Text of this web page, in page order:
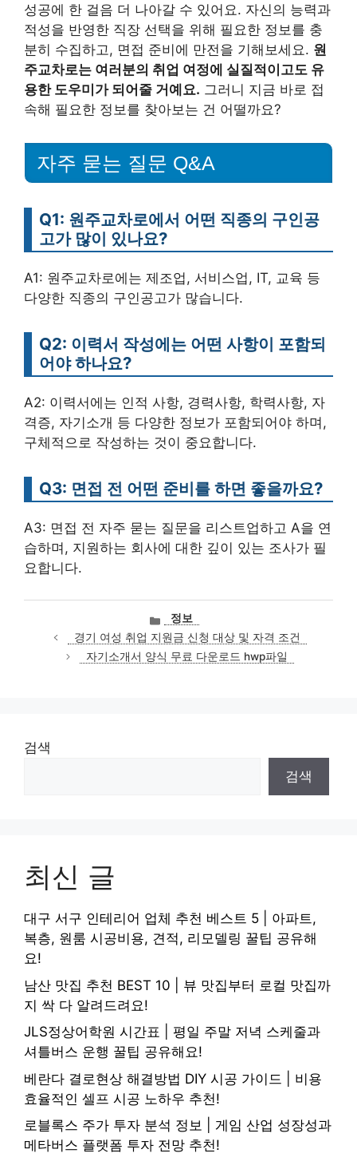
성공에 한 걸음 더 나아갈 수 있어요. 자신의 능력과
적성을 반영한 직장 선택을 위해 필요한 정보를 충
분히 수집하고, 면접 준비에 만전을 기해보세요. 원
주교차로는 여러분의 취업 여정에 실질적이고도 유
용한 도우미가 되어줄 거예요. 그러니 지금 바로 접
속해 필요한 정보를 찾아보는 건 어떨까요?
자주 묻는 질문 Q&A
Q1: 원주교차로에서 어떤 직종의 구인공
고가 많이 있나요?
A1: 원주교차로에는 제조업, 서비스업, IT, 교육 등
다양한 직종의 구인공고가 많습니다.
Q2: 이력서 작성에는 어떤 사항이 포함되
어야 하나요?
A2: 이력서에는 인적 사항, 경력사항, 학력사항, 자
격증, 자기소개 등 다양한 정보가 포함되어야 하며,
구체적으로 작성하는 것이 중요합니다.
Q3: 면접 전 어떤 준비를 하면 좋을까요?
A3: 면접 전 자주 묻는 질문을 리스트업하고 A을 연
습하며, 지원하는 회사에 대한 깊이 있는 조사가 필
요합니다.
카
테
고
리
정보
경기 여성 취업 지원금 신청 대상 및 자격 조건
자기소개서 양식 무료 다운로드 hwp파일
검색
검색
최신 글
대구 서구 인테리어 업체 추천 베스트 5 | 아파트,
복층, 원룸 시공비용, 견적, 리모델링 꿀팁 공유해
요!
남산 맛집 추천 BEST 10 | 뷰 맛집부터 로컬 맛집까
지 싹 다 알려드려요!
JLS정상어학원 시간표 | 평일 주말 저녁 스케줄과
셔틀버스 운행 꿀팁 공유해요!
베란다 결로현상 해결방법 DIY 시공 가이드 | 비용
효율적인 셀프 시공 노하우 추천!
로블록스 주가 투자 분석 정보 | 게임 산업 성장성과
메타버스 플랫폼 투자 전망 추천!